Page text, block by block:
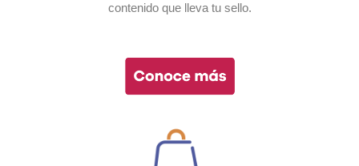
contenido que lleva tu sello.